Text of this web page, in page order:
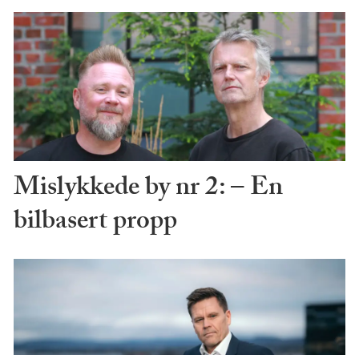
Mislykkede by nr 2: – En
bilbasert propp